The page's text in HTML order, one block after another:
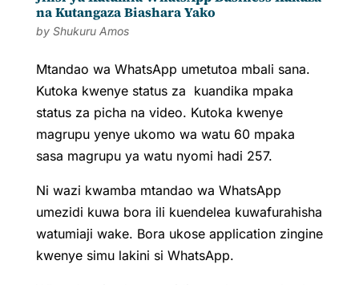
na Kutangaza Biashara Yako
by Shukuru Amos
Mtandao wa WhatsApp umetutoa mbali sana.
Kutoka kwenye status za kuandika mpaka
status za picha na video. Kutoka kwenye
magrupu yenye ukomo wa watu 60 mpaka
sasa magrupu ya watu nyomi hadi 257.
Ni wazi kwamba mtandao wa WhatsApp
umezidi kuwa bora ili kuendelea kuwafurahisha
watumiaji wake. Bora ukose application zingine
kwenye simu lakini si WhatsApp.